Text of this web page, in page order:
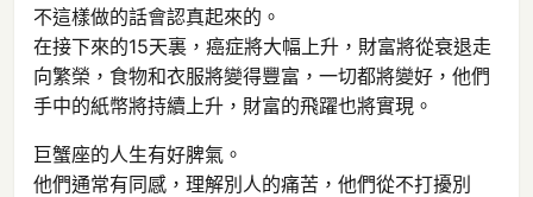
不這樣做的話會認真起來的。
在接下來的15天裏，癌症將大幅上升，財富將從衰退走
向繁榮，食物和衣服將變得豐富，一切都將變好，他們
手中的紙幣將持續上升，財富的飛躍也將實現。
巨蟹座的人生有好脾氣。
他們通常有同感，理解別人的痛苦，他們從不打擾別